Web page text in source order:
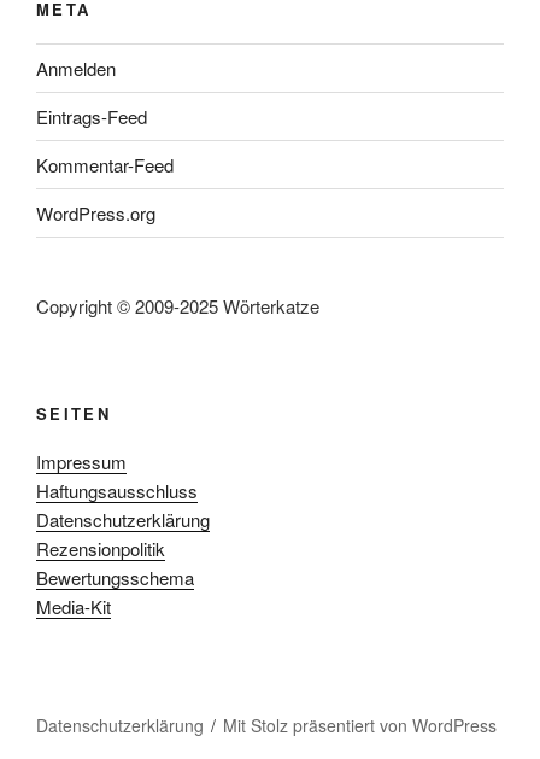
META
Anmelden
Eintrags-Feed
Kommentar-Feed
WordPress.org
Copyright © 2009-2025 Wörterkatze
SEITEN
Impressum
Haftungsausschluss
Datenschutzerklärung
Rezensionpolitik
Bewertungsschema
Media-Kit
Datenschutzerklärung Mit Stolz präsentiert von WordPress